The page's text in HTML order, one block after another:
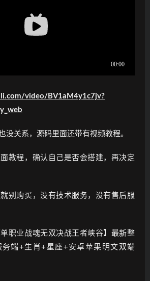
video/BV1aM4y1c7jv?
没关系，源码里面还带有视频教程。
教程，确认自己是否会搭建，再决定
别购买，没有技术服务，没有售后服
职业战魂无双决战王者峡谷】最新整
端+生肖+星座+安卓苹果明文双端